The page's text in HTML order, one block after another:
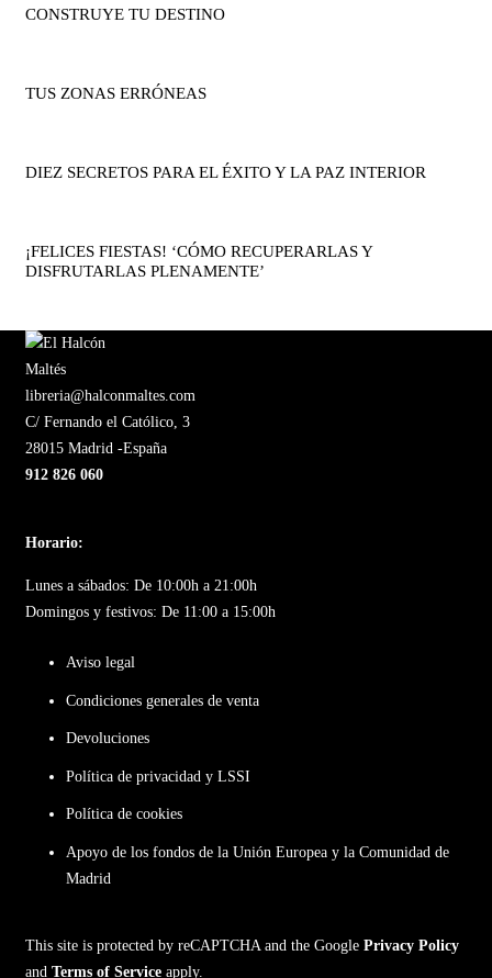
CONSTRUYE TU DESTINO
TUS ZONAS ERRÓNEAS
DIEZ SECRETOS PARA EL ÉXITO Y LA PAZ INTERIOR
¡FELICES FIESTAS! ‘CÓMO RECUPERARLAS Y
DISFRUTARLAS PLENAMENTE’
libreria@halconmaltes.com
C/ Fernando el Católico, 3
28015 Madrid -España
912 826 060
Horario:
Lunes a sábados: De 10:00h a 21:00h
Domingos y festivos: De 11:00 a 15:00h
Aviso legal
Condiciones generales de venta
Devoluciones
Política de privacidad y LSSI
Política de cookies
Apoyo de los fondos de la Unión Europea y la Comunidad de
Madrid
This site is protected by reCAPTCHA and the Google Privacy Policy
and Terms of Serviceapply.